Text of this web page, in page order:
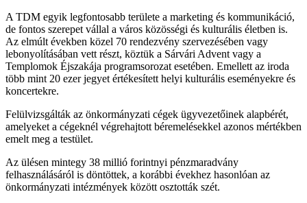
A TDM egyik legfontosabb területe a marketing és kommunikáció,
de fontos szerepet vállal a város közösségi és kulturális életben is.
Az elmúlt években közel 70 rendezvény szervezésében vagy
lebonyolításában vett részt, köztük a Sárvári Advent vagy a
Templomok Éjszakája programsorozat esetében. Emellett az iroda
több mint 20 ezer jegyet értékesített helyi kulturális eseményekre és
koncertekre.
Felülvizsgálták az önkormányzati cégek ügyvezetőinek alapbérét,
amelyeket a cégeknél végrehajtott béremelésekkel azonos mértékben
emelt meg a testület.
Az ülésen mintegy 38 millió forintnyi pénzmaradvány
felhasználásáról is döntöttek, a korábbi évekhez hasonlóan az
önkormányzati intézmények között osztották szét.